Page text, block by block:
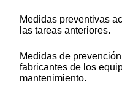
Medidas preventivas
las tareas anteriores.
Medidas de
fabricantes de los
mantenimiento.